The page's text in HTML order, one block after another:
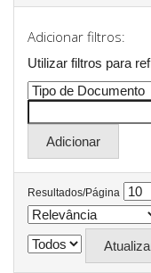
Adicionar filtros:
Utilizar filtros para
Resultados/Página